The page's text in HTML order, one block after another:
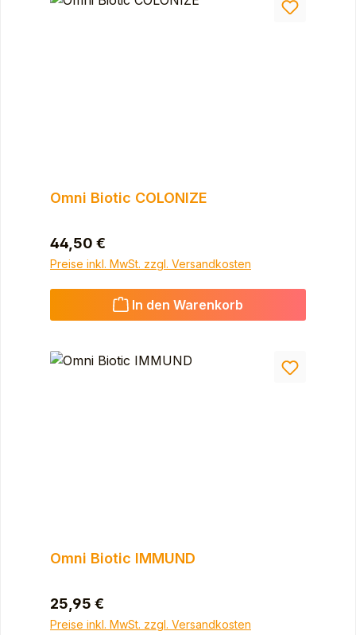
Omni Biotic COLONIZE
Regulärer Preis:
44,50 €
Preise inkl. MwSt. zzgl. Versandkosten
In den Warenkorb
Omni Biotic IMMUND
Regulärer Preis:
25,95 €
Preise inkl. MwSt. zzgl. Versandkosten